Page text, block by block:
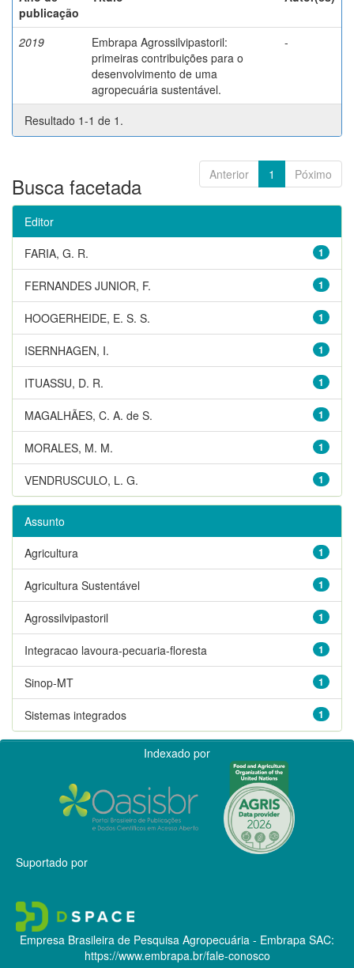
publicação
2019
Embrapa Agrossilvipastoril:
primeiras contribuições para o
desenvolvimento de uma
agropecuária sustentável.
-
Resultado 1-1 de 1.
Anterior 1 Póximo
Busca facetada
Editor
1
FARIA, G. R.
1
FERNANDES JUNIOR, F.
1
HOOGERHEIDE, E. S. S.
1
ISERNHAGEN, I.
1
ITUASSU, D. R.
1
MAGALHÃES, C. A. de S.
1
MORALES, M. M.
1
VENDRUSCULO, L. G.
Assunto
1
Agricultura
1
Agricultura Sustentável
1
Agrossilvipastoril
1
Integracao lavoura-pecuaria-floresta
1
Sinop-MT
1
Sistemas integrados
Indexado por
Suportado por
Empresa Brasileira de Pesquisa Agropecuária - Embrapa SAC:
https://www.embrapa.br/fale-conosco